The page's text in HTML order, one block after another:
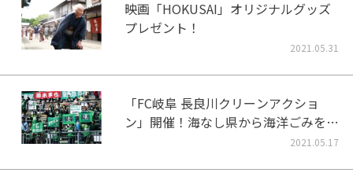
映画「HOKUSAI」オリジナルグッズ
プレゼント！
2021.05.31
「FC岐阜 長良川クリーンアクショ
ン」開催！海なし県から海洋ごみをな
2021.05.17